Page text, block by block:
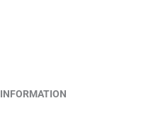
INFORMATION